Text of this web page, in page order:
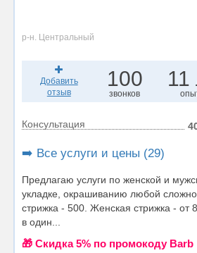
р-н. Центральный
Добавить
отзыв
100
звонков
11
Консультация
➡️ Все услуги и цены (29)
Предлагаю услуги по женской и
укладке, окрашиванию любой
стрижка - 500. Женская стрижка - от
в один...
🎁 Cкидка 5% по промокоду Barb